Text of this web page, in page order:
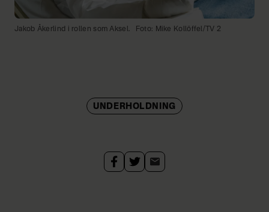
Jakob Åkerlind i rollen som Aksel. Foto: Mike Kollöffel/TV 2
UNDERHOLDNING